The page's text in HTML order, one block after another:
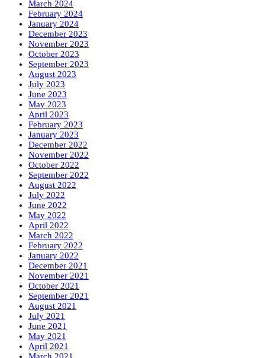
March 2024
February 2024
January 2024
December 2023
November 2023
October 2023
September 2023
August 2023
July 2023
June 2023
May 2023
April 2023
February 2023
January 2023
December 2022
November 2022
October 2022
September 2022
August 2022
July 2022
June 2022
May 2022
April 2022
March 2022
February 2022
January 2022
December 2021
November 2021
October 2021
September 2021
August 2021
July 2021
June 2021
May 2021
April 2021